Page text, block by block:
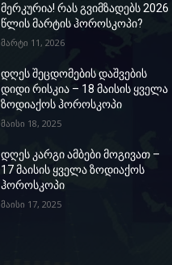
მერკურია! რას გვიმზადებს 2026
წლის მარტის ჰოროსკოპი?
მარტი 11, 2026
დღეს შეცდომების დაშვების
დიდი რისკია – 18 მაისის ყველა
ზოდიაქოს ჰოროსკოპი
მაისი 18, 2025
დღეს კარგი ამბები მოგივათ –
17 მაისის ყველა ზოდიაქოს
ჰოროსკოპი
მაისი 17, 2025